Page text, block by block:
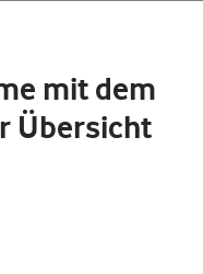
mit dem
Übersicht